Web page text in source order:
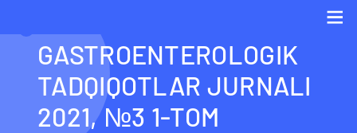
GASTROENTEROLOGIK
TADQIQOTLAR JURNALI
2021, №3 1-TOM